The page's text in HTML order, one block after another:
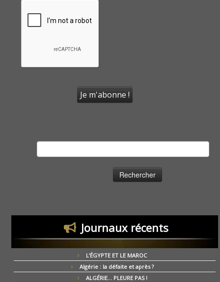
Journaux récents
L’ÉGYPTE ET LE MAROC
Algérie : la défaite et après ?
ALGÉRIE… PLEURE PAS !